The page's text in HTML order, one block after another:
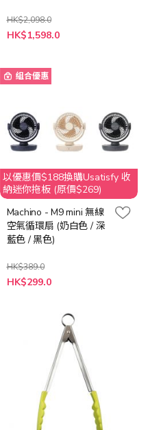
HK$2,098.0
HK$1,598.0
組合優惠
以優惠價$188換購Usatisfy 收
納迷你拖板 (原價$269)
Machino - M9 mini 無線
空氣循環扇 (奶白色 / 深
藍色 / 黑色)
HK$389.0
HK$299.0